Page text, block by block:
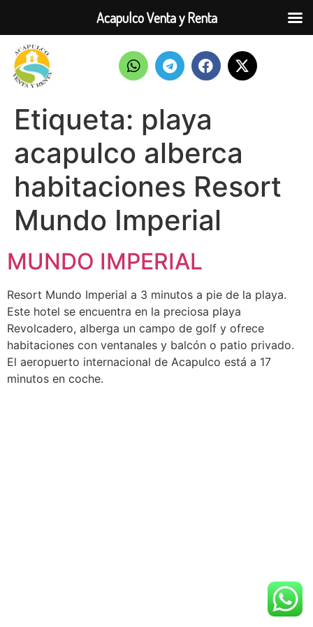
Etiqueta: playa
acapulco alberca
habitaciones Resort
Mundo Imperial
MUNDO IMPERIAL
Resort Mundo Imperial a 3 minutos a pie de la playa.
Este hotel se encuentra en la preciosa playa
Revolcadero, alberga un campo de golf y ofrece
habitaciones con ventanales y balcón o patio privado.
El aeropuerto internacional de Acapulco está a 17
minutos en coche.
Acapulco Venta y Renta